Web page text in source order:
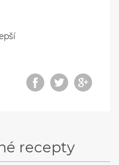
recepty